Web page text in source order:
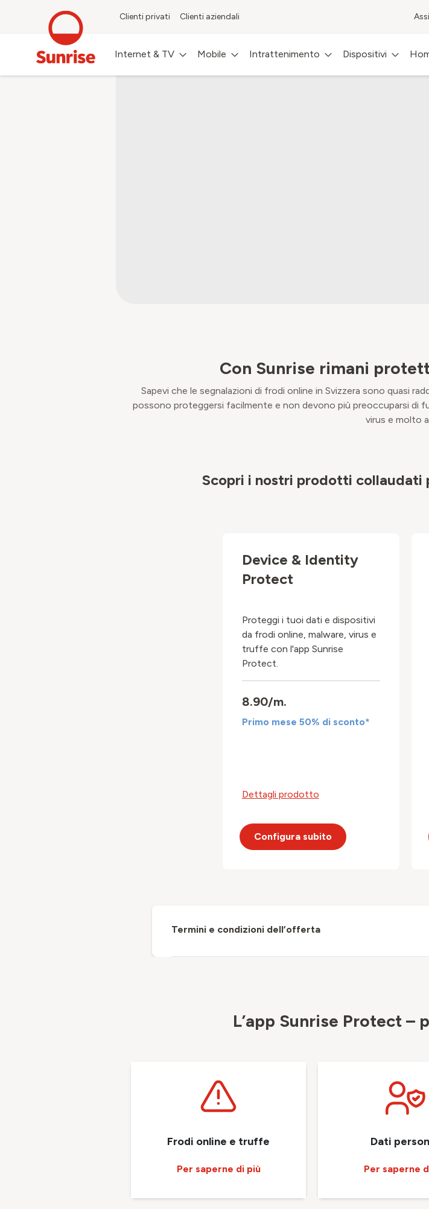
Clienti privati Clienti aziendali
Internet & TV Mobile Intrattenimento Dispositivi
Con Sunrise rimani
Sapevi che le segnalazioni di frodi online in Svizzera sono quasi
possono proteggersi facilmente e non devono più preoccuparsi di
virus e molto
Scopri i nostri prodotti collaudati
Device & Identity
Protect
Proteggi i tuoi dati e dispositivi
da frodi online, malware, virus e
truffe con l'app Sunrise
Protect.
8.90/m.
Primo mese 50% di sconto*
Dettagli prodotto
Configura subito
Termini e condizioni dell’offerta
L’app Sunrise Protect
Frodi online e truffe
Per saperne di più
Dati
Per saperne